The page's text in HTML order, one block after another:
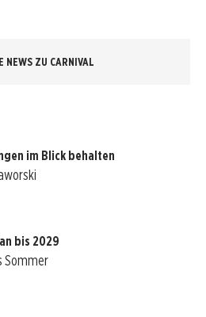
NEWS ZU CARNIVAL
im Blick behalten
bis 2029
Sommer